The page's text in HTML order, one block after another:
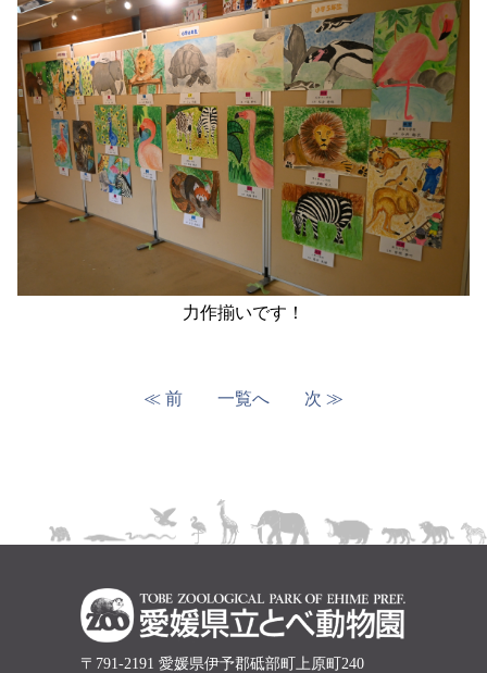
力作揃いです！
≪ 前 一覧へ 次 ≫
〒791-2191 愛媛県伊予郡砥部町上原町240